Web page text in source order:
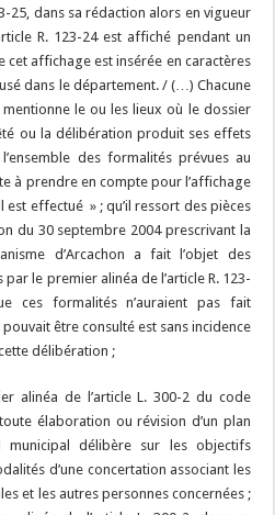
25, dans sa rédaction alors en vigueur
R. 123-24 est affiché pendant un
affichage est insérée en caractères
dans le département. / (…) Chacune
le ou les lieux où le dossier
ou la délibération produit ses effets
des formalités prévues au
à prendre en compte pour l’affichage
effectué » ; qu’il ressort des pièces
du 30 septembre 2004 prescrivant la
d’Arcachon a fait l’objet des
le premier alinéa de l’article R. 123-
ces formalités n’auraient pas fait
être consulté est sans incidence
délibération ;
alinéa de l’article L. 300-2 du code
élaboration ou révision d’un plan
municipal délibère sur les objectifs
d’une concertation associant les
et les autres personnes concernées ;